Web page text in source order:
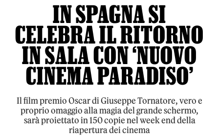
IN SPAGNA SI
CELEBRA IL RITORNO
IN SALA CON ‘NUOVO
CINEMA PARADISO’
Il film premio Oscar di Giuseppe Tornatore, vero e
proprio omaggio alla magia del grande schermo,
sarà proiettato in 150 copie nel week end della
riapertura dei cinema